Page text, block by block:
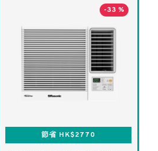
-33 %
節省 HK$2770